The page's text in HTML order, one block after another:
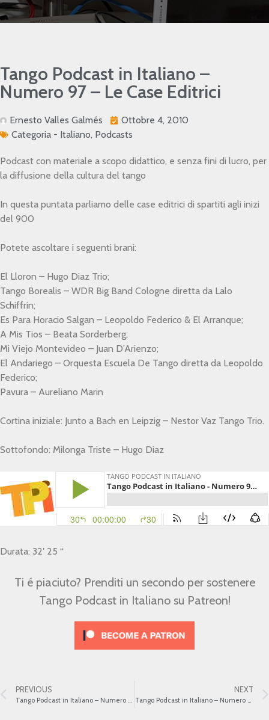
Tango Podcast in Italiano –
Numero 97 – Le Case Editrici
Ernesto Valles Galmés
Ottobre 4, 2010
Categoria - Italiano, Podcasts
Podcast con materiale a scopo didattico, e senza fini di lucro, per
la diffusione della cultura del tango
In questa puntata parliamo delle case editrici di spartiti agli inizi
del 900
Potete ascoltare i seguenti brani:
El Lloron – Hugo Diaz Trio;
Tango Borealis – WDR Big Band Cologne diretta da Lalo
Schiffrin;
Es Para Horacio Salgan – Leopoldo Federico & El Arranque;
A Mis Tios – Beata Sorderberg;
Mi Viejo Montevideo – Juan D’Arienzo;
El Andariego – Orquesta Escuela De Tango diretta da Leopoldo
Federico;
Pavura – Aureliano Marin
Cortina iniziale: Junto a Bach en Leipzig – Nestor Vaz Tango Trio.
Sottofondo: Milonga Triste – Hugo Diaz
Durata: 32′ 25 “
Ti é piaciuto? Prenditi un secondo per sostenere
Tango Podcast in Italiano su Patreon!
PREVIOUS
Tango Podcast in Italiano – Numero 96 – Recuerdo
NEXT
Tango Podcast in Italiano – Numero 98 – Edgardo Donato